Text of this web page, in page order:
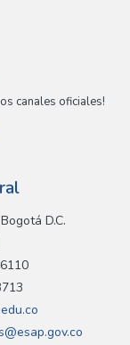
canales oficiales!
D.C.